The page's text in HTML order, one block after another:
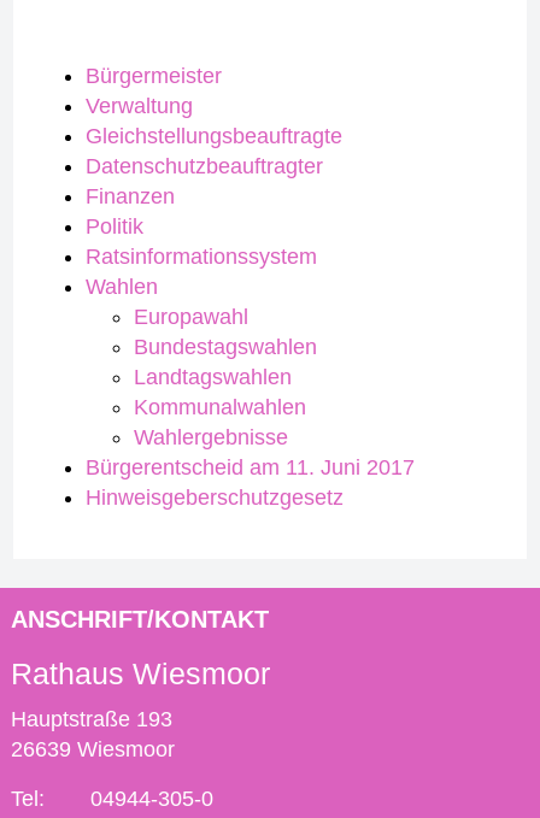
Bürgermeister
Verwaltung
Gleichstellungsbeauftragte
Datenschutzbeauftragter
Finanzen
Politik
Ratsinformationssystem
Wahlen
Europawahl
Bundestagswahlen
Landtagswahlen
Kommunalwahlen
Wahlergebnisse
Bürgerentscheid am 11. Juni 2017
Hinweisgeberschutzgesetz
ANSCHRIFT/KONTAKT
Rathaus Wiesmoor
Hauptstraße 193
26639 Wiesmoor
Tel: 04944-305-0